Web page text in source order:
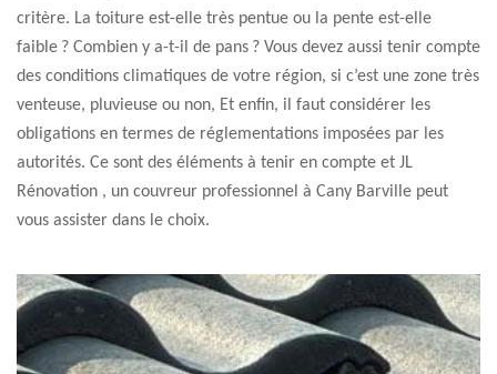
critère. La toiture est-elle très pentue ou la pente est-elle
faible ? Combien y a-t-il de pans ? Vous devez aussi tenir compte
des conditions climatiques de votre région, si c’est une zone très
venteuse, pluvieuse ou non, Et enfin, il faut considérer les
obligations en termes de réglementations imposées par les
autorités. Ce sont des éléments à tenir en compte et JL
Rénovation , un couvreur professionnel à Cany Barville peut
vous assister dans le choix.